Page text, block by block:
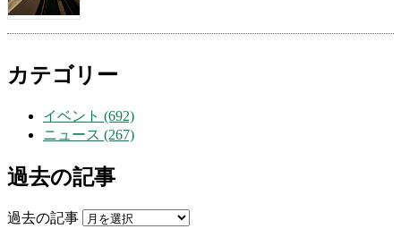
カテゴリー
イベント (692)
ニュース (267)
過去の記事
過去の記事